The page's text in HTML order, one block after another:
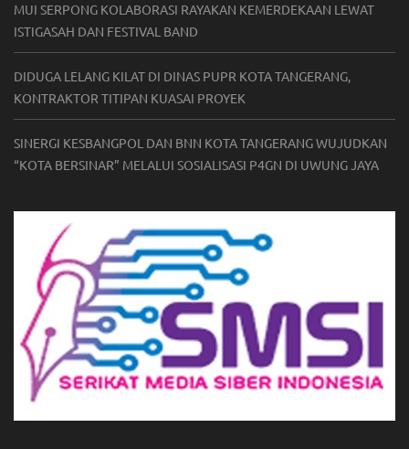
MUI SERPONG KOLABORASI RAYAKAN KEMERDEKAAN LEWAT
ISTIGASAH DAN FESTIVAL BAND
DIDUGA LELANG KILAT DI DINAS PUPR KOTA TANGERANG,
KONTRAKTOR TITIPAN KUASAI PROYEK
SINERGI KESBANGPOL DAN BNN KOTA TANGERANG WUJUDKAN
“KOTA BERSINAR” MELALUI SOSIALISASI P4GN DI UWUNG JAYA